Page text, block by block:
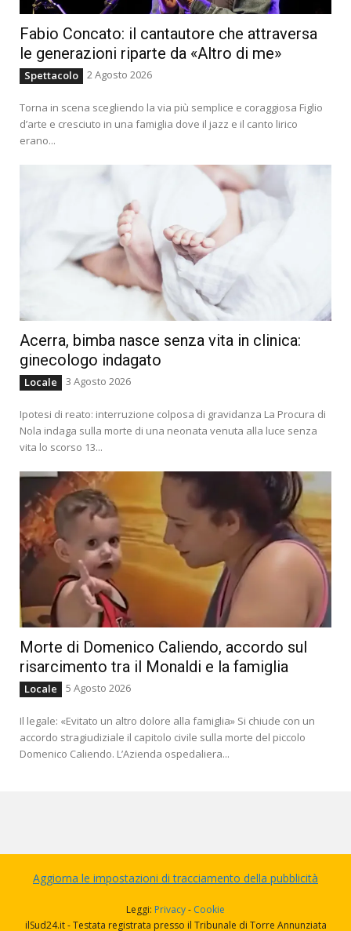
Fabio Concato: il cantautore che attraversa
le generazioni riparte da «Altro di me»
Spettacolo 2 Agosto 2026
Torna in scena scegliendo la via più semplice e coraggiosa Figlio
d’arte e cresciuto in una famiglia dove il jazz e il canto lirico
erano...
Acerra, bimba nasce senza vita in clinica:
ginecologo indagato
Locale 3 Agosto 2026
Ipotesi di reato: interruzione colposa di gravidanza La Procura di
Nola indaga sulla morte di una neonata venuta alla luce senza
vita lo scorso 13...
Morte di Domenico Caliendo, accordo sul
risarcimento tra il Monaldi e la famiglia
Locale 5 Agosto 2026
Il legale: «Evitato un altro dolore alla famiglia» Si chiude con un
accordo stragiudiziale il capitolo civile sulla morte del piccolo
Domenico Caliendo. L’Azienda ospedaliera...
Aggiorna le impostazioni di tracciamento della pubblicità
Leggi: Privacy- Cookie
ilSud24.it - Testata registrata presso il Tribunale di Torre Annunziata